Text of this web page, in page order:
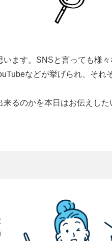
ます。SNSと言っても様々
などが挙げられ、それ
るのかを本日はお伝えした